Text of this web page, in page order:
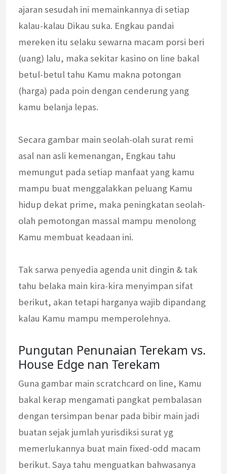
ajaran sesudah ini memainkannya di setiap
kalau-kalau Dikau suka. Engkau pandai
mereken itu selaku sewarna macam porsi beri
(uang) lalu, maka sekitar kasino on line bakal
betul-betul tahu Kamu makna potongan
(harga) pada poin dengan cenderung yang
kamu belanja lepas.
Secara gambar main seolah-olah surat remi
asal nan asli kemenangan, Engkau tahu
memungut pada setiap manfaat yang kamu
mampu buat menggalakkan peluang Kamu
hidup dekat prime, maka peningkatan seolah-
olah pemotongan massal mampu menolong
Kamu membuat keadaan ini.
Tak sarwa penyedia agenda unit dingin & tak
tahu belaka main kira-kira menyimpan sifat
berikut, akan tetapi harganya wajib dipandang
kalau Kamu mampu memperolehnya.
Pungutan Penunaian Terekam vs.
House Edge nan Terekam
Guna gambar main scratchcard on line, Kamu
bakal kerap mengamati pangkat pembalasan
dengan tersimpan benar pada bibir main jadi
buatan sejak jumlah yurisdiksi surat yg
memerlukannya buat main fixed-odd macam
berikut. Saya tahu menguatkan bahwasanya